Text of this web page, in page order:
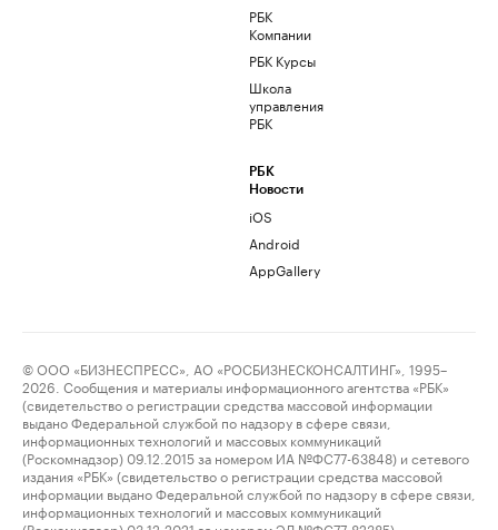
РБК
Компании
РБК Курсы
Школа
управления
РБК
РБК
Новости
iOS
Android
AppGallery
© ООО «БИЗНЕСПРЕСС», АО «РОСБИЗНЕСКОНСАЛТИНГ», 1995–
2026. Сообщения и материалы информационного агентства «РБК»
(свидетельство о регистрации средства массовой информации
выдано Федеральной службой по надзору в сфере связи,
информационных технологий и массовых коммуникаций
(Роскомнадзор) 09.12.2015 за номером ИА №ФС77-63848) и сетевого
издания «РБК» (свидетельство о регистрации средства массовой
информации выдано Федеральной службой по надзору в сфере связи,
информационных технологий и массовых коммуникаций